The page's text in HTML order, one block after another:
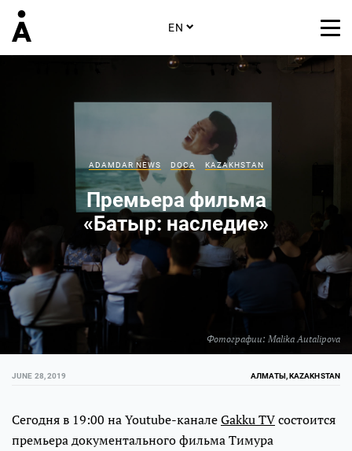
EN
Фотографии: Malika Autalipova
ADAMDAR NEWS DOCA KAZAKHSTAN
Премьера фильма
«Батыр: наследие»
JUNE 28, 2019 АЛМАТЫ, KAZAKHSTAN
Сегодня в 19:00 на Youtube-каналеGakku TVсостоится
премьера документального фильма Тимура